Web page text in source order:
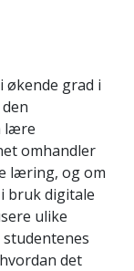
grad i
lære
omhandler
læring, og om
bruk digitale
ulike
det